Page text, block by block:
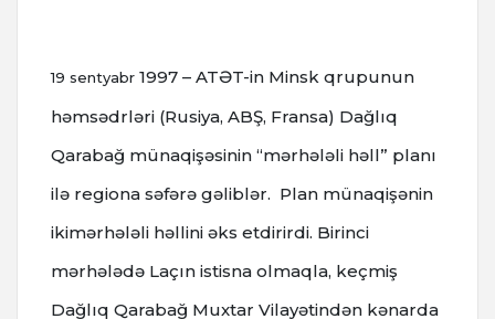
19 sentyabr 1997 – ATƏT-in Minsk qrupunun
həmsədrləri (Rusiya, ABŞ, Fransa) Dağlıq
Qarabağ münaqişəsinin “mərhələli həll” planı
ilə regiona səfərə gəliblər. Plan münaqişənin
ikimərhələli həllini əks etdirirdi. Birinci
mərhələdə Laçın istisna olmaqla, keçmiş
Dağlıq Qarabağ Muxtar Vilayətindən kənarda